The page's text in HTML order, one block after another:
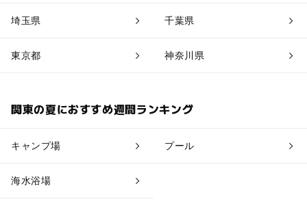
埼玉県 千葉県
東京都 神奈川県
関東の夏におすすめ週間ランキング
キャンプ場 プール
海水浴場